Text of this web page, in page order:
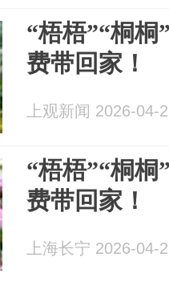
“梧梧”“桐桐
费带回家！
上观新闻 2026-04-
“梧梧”“桐桐
费带回家！
上海长宁 2026-04-